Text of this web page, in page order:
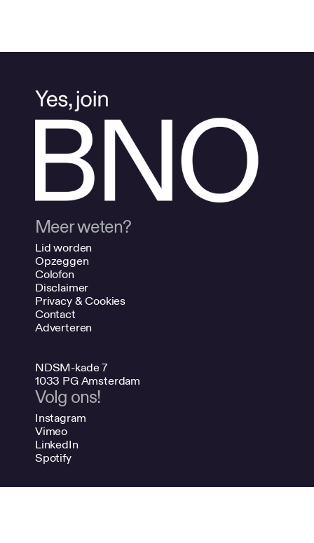
Meer weten?
Lid worden
Opzeggen
Colofon
Disclaimer
Privacy & Cookies
Contact
Adverteren
NDSM-kade 7
1033 PG Amsterdam
Volg ons!
Instagram
Vimeo
LinkedIn
Spotify